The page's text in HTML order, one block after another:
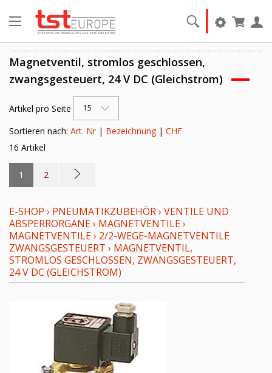
Magnetventil, stromlos geschlossen,
zwangsgesteuert, 24 V DC (Gleichstrom)
Artikel pro Seite 15
Sortieren nach: Art. Nr| Bezeichnung| CHF
16 Artikel
1 2
E-SHOP › PNEUMATIKZUBEHÖR› VENTILE UND
ABSPERRORGANE› MAGNETVENTILE›
MAGNETVENTILE› 2/2-WEGE-MAGNETVENTILE
ZWANGSGESTEUERT › MAGNETVENTIL,
STROMLOS GESCHLOSSEN, ZWANGSGESTEUERT,
24 V DC (GLEICHSTROM)